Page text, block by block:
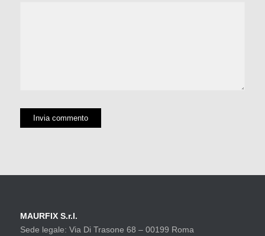
MAURFIX S.r.l.
Sede legale: Via Di Trasone 68 – 00199 Roma